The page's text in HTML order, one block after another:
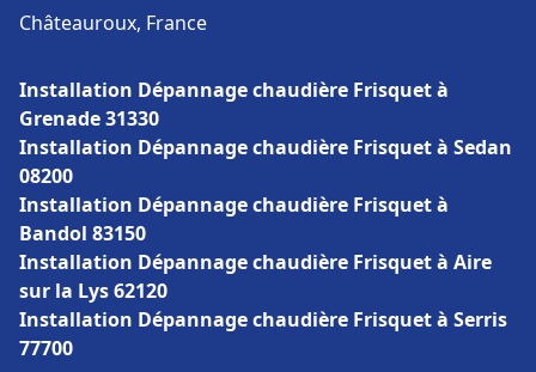
Châteauroux, France
Installation Dépannage chaudière Frisquet à
Grenade 31330
Installation Dépannage chaudière Frisquet à Sedan
08200
Installation Dépannage chaudière Frisquet à
Bandol 83150
Installation Dépannage chaudière Frisquet à Aire
sur la Lys 62120
Installation Dépannage chaudière Frisquet à Serris
77700